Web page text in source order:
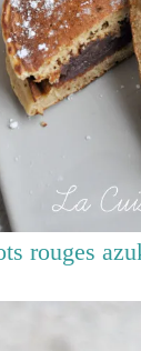
rouges